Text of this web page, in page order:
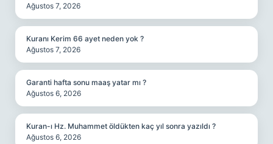
Ağustos 7, 2026
Kuranı Kerim 66 ayet neden yok ?
Ağustos 7, 2026
Garanti hafta sonu maaş yatar mı ?
Ağustos 6, 2026
Kuran-ı Hz. Muhammet öldükten kaç yıl sonra yazıldı ?
Ağustos 6, 2026